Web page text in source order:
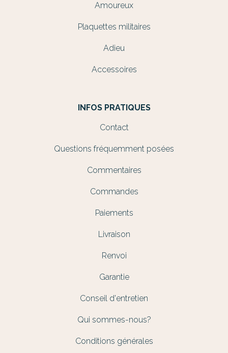
Amoureux
Plaquettes militaires
Adieu
Accessoires
INFOS PRATIQUES
Contact
Questions fréquemment posées
Commentaires
Commandes
Paiements
Livraison
Renvoi
Garantie
Conseil d'entretien
Qui sommes-nous?
Conditions générales